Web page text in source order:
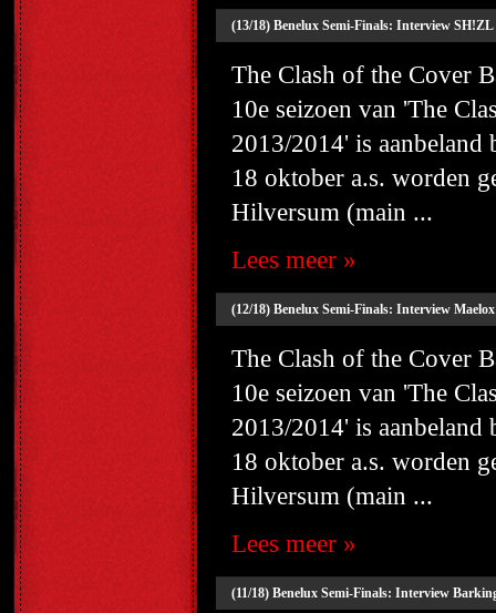
(13/18) Benelux Semi-Finals: Interview
The Clash of the Cover
10e seizoen van 'The
2013/2014' is
18 oktober a.s. worden
Hilversum (main ...
Lees meer »
(12/18) Benelux Semi-Finals: Interview
The Clash of the Cover
10e seizoen van 'The
2013/2014' is
18 oktober a.s. worden
Hilversum (main ...
Lees meer »
(11/18) Benelux Semi-Finals: Interview